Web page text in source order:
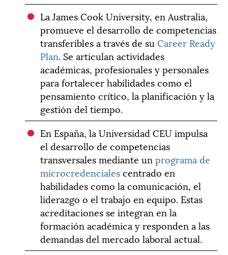
La James Cook University, en Australia,
promueve el desarrollo de competencias
transferibles a través de suCareer Ready
Plan. Se articulan actividades
académicas, profesionales y personales
para fortalecer habilidades como el
pensamiento crítico, la planificación y la
gestión del tiempo.
En España, la Universidad CEU impulsa
el desarrollo de competencias
transversales mediante unprograma de
microcredencialescentrado en
habilidades como la comunicación, el
liderazgo o el trabajo en equipo. Estas
acreditaciones se integran en la
formación académica y responden a las
demandas del mercado laboral actual.